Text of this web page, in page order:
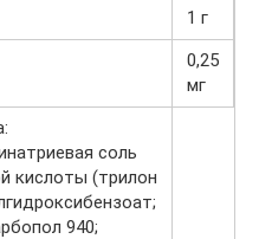
1 г
0,25
мг
соль
кислоты (трилон
940;